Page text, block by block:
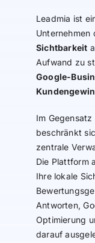
Leadmia ist
Unternehmen
Sichtbarkeit
Aufwand zu
Google-
Im
beschränkt
zentrale
Die Plattform
Ihre lokale
Antworten,
Optimierung
darauf